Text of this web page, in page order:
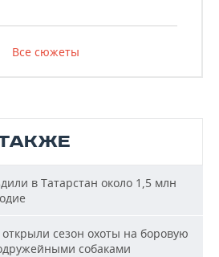
Все сюжеты
в Татарстан около 1,5 млн
открыли сезон охоты на боровую
собаками